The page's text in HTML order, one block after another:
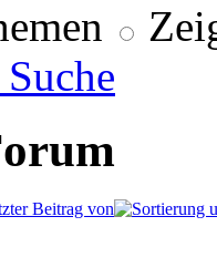
Beitrag von